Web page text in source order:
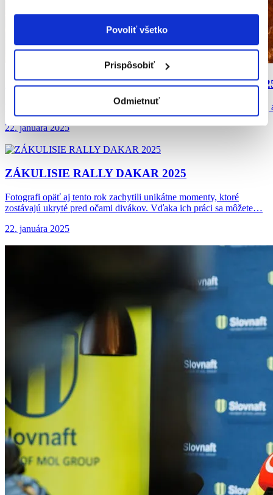
Povoliť všetko
Prispôsobiť
Odmietnuť
NAJATRAKTÍVNEJŠIE ZÁBERY Z DAKARU
Trasa Rally Dakar opäť priniesla nielen extrémne výzvy pre
22. januára 2025
ZÁKULISIE RALLY DAKAR 2025
Fotografi opäť aj tento rok zachytili unikátne momenty, ktoré
zostávajú ukryté pred očami divákov. Vďaka ich práci sa môžete…
22. januára 2025